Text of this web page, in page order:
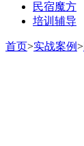
民宿魔方
培训辅导
首页>实战案例>